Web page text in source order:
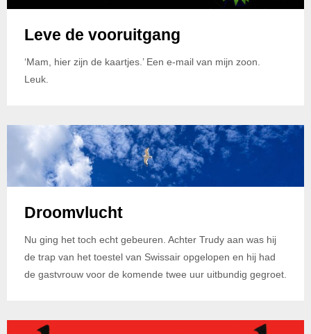
Leve de vooruitgang
‘Mam, hier zijn de kaartjes.’ Een e-mail van mijn zoon.
Leuk.
Droomvlucht
Nu ging het toch echt gebeuren. Achter Trudy aan was hij
de trap van het toestel van Swissair opgelopen en hij had
de gastvrouw voor de komende twee uur uitbundig gegroet.